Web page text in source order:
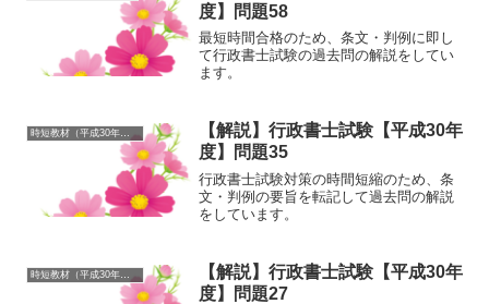
度】問題58
最短時間合格のため、条文・判例に即し
て行政書士試験の過去問の解説をしてい
ます。
時短教材（平成30年度）
【解説】行政書士試験【平成30年
度】問題35
行政書士試験対策の時間短縮のため、条
文・判例の要旨を転記して過去問の解説
をしています。
【解説】行政書士試験【平成30年
度】問題27